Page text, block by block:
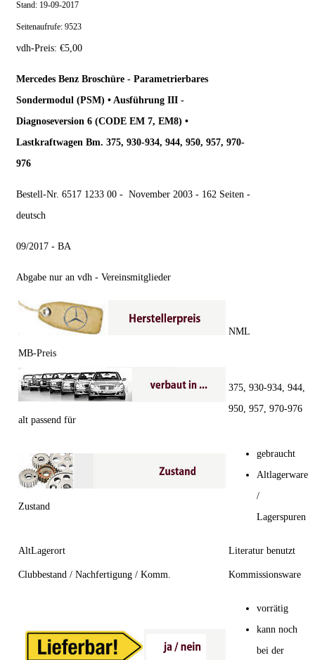
Stand: 19-09-2017
Seitenaufrufe: 9523
vdh-Preis: €5,00
Mercedes Benz Broschüre - Parametrierbares
Sondermodul (PSM) • Ausführung III -
Diagnoseversion 6 (CODE EM 7, EM8) •
Lastkraftwagen Bm. 375, 930-934, 944, 950, 957, 970-
976
Bestell-Nr. 6517 1233 00 - November 2003 - 162 Seiten -
deutsch
09/2017 - BA
Abgabe nur an vdh - Vereinsmitglieder
MB-Preis
NML
alt passend für
375, 930-934, 944,
950, 957, 970-976
Zustand
gebraucht
Altlagerware
/
Lagerspuren
AltLagerort Literatur benutzt
Clubbestand / Nachfertigung / Komm. Kommissionsware
vorrätig
kann noch
bei der